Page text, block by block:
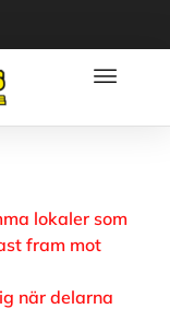
lokaler som
fram mot
när delarna